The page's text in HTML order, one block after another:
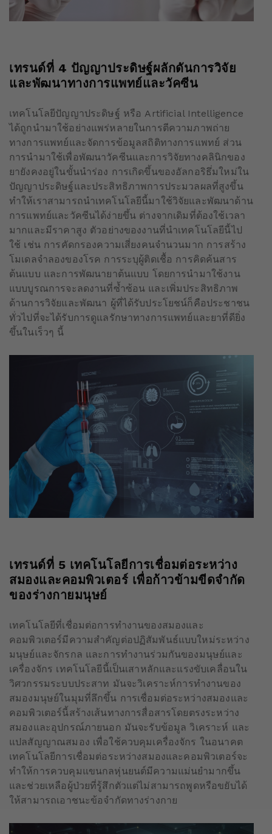
เทรนด์ที่ 4 ปัญญาประดิษฐ์ผลักดันการวิจัย
และพัฒนาทางการแพทย์และวัคซีน
เทคโนโลยีปัญญาประดิษฐ์ หรือ Artificial Intelligence
ได้ถูกนำมาใช้อย่างแพร่หลายในการตีความภาพถ่าย
ทางการแพทย์และจัดการข้อมูลสถิติทางการแพทย์ ส่วน
การนำมาใช้เพื่อพัฒนาวัคซีนและการวิจัยทางคลินิกของ
ยายังคงอยู่ในขั้นนำร่อง การเกิดขึ้นของอัลกอริธึ่มใหม่ใน
ปัญญาประดิษฐ์และประสิทธิภาพการประมวลผลที่สูงขึ้น
ทำให้เราสามารถนำเทคโนโลยีนี้มาใช้วิจัยและพัฒนาด้าน
การแพทย์และวัคซีนได้ง่ายขึ้น ต่างจากเดิมที่ต้องใช้เวลา
มากและมีราคาสูง ตัวอย่างของงานที่นำเทคโนโลยีนี้ไป
ใช้ เช่น การคัดกรองความเสี่ยงคนจำนวนมาก การสร้าง
โมเดลจำลองของโรค การระบุผู้ติดเชื้อ การคิดค้นสาร
ต้นแบบ และการพัฒนายาต้นแบบ โดยการนำมาใช้งาน
แบบบูรณการจะลดงานที่ซ้ำซ้อน และเพิ่มประสิทธิภาพ
ด้านการวิจัยและพัฒนา ผู้ที่ได้รับประโยชน์ก็คือประชาชน
ทั่วไปที่จะได้รับการดูแลรักษาทางการแพทย์และยาที่ดียิ่ง
ขึ้นในเร็วๆ นี้
เทรนด์ที่ 5 เทคโนโลยีการเชื่อมต่อระหว่าง
สมองและคอมพิวเตอร์ เพื่อก้าวข้ามขีดจำกัด
ของร่างกายมนุษย์
เทคโนโลยีที่เชื่อมต่อการทำงานของสมองและ
คอมพิวเตอร์มีความสำคัญต่อปฏิสัมพันธ์แบบใหม่ระหว่าง
มนุษย์และจักรกล และการทำงานร่วมกันของมนุษย์และ
เครื่องจักร เทคโนโลยีนี้เป็นเสาหลักและแรงขับเคลื่อนใน
วิศวกรรมระบบประสาท มันจะวิเคราะห์การทำงานของ
สมองมนุษย์ในมุมที่ลึกขึ้น การเชื่อมต่อระหว่างสมองและ
คอมพิวเตอร์นี้สร้างเส้นทางการสื่อสารโดยตรงระหว่าง
สมองและอุปกรณ์ภายนอก มันจะรับข้อมูล วิเคราะห์ และ
แปลสัญญาณสมอง เพื่อใช้ควบคุมเครื่องจักร ในอนาคต
เทคโนโลยีการเชื่อมต่อระหว่างสมองและคอมพิวเตอร์จะ
ทำให้การควบคุมแขนกลหุ่นยนต์มีความแม่นยำมากขึ้น
และช่วยเหลือผู้ป่วยที่รู้สึกตัวแต่ไม่สามารถพูดหรือขยับได้
ให้สามารถเอาชนะข้อจำกัดทางร่างกาย